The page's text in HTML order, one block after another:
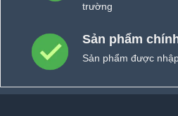
trường
Sản phẩm
Sản phẩm được